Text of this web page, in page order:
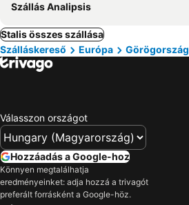
Szállás Analipsis
Stalis összes szállása
Szálláskereső
Európa Görögország
Válasszon országot
Hozzáadás a Google-hoz
Könnyen megtalálhatja
eredményeinket: adja hozzá a trivagót
preferált forrásként a Google-höz.